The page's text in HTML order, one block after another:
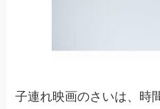
子連れ映画のさいは、時